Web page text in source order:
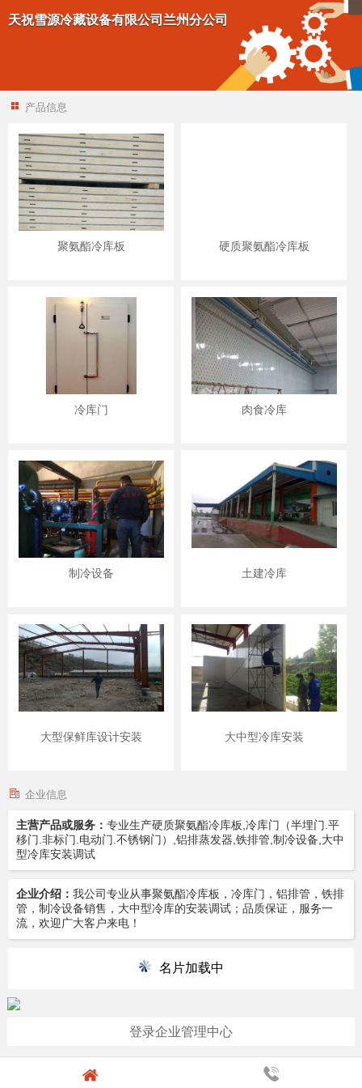
天祝雪源冷藏设备有限公司兰州分公司
产品信息
聚氨酯冷库板 硬质聚氨酯冷库板
冷库门 肉食冷库
制冷设备 土建冷库
大型保鲜库设计安装 大中型冷库安装
企业信息
主营产品或服务： 专业生产硬质聚氨酯冷库板,冷库门（半埋门.平
移门.非标门.电动门.不锈钢门）,铝排蒸发器,铁排管,制冷设备,大中
型冷库安装调试
企业介绍： 我公司专业从事聚氨酯冷库板，冷库门，铝排管，铁排
管，制冷设备销售，大中型冷库的安装调试；品质保证，服务一
流，欢迎广大客户来电！
名片加载中
登录企业管理中心